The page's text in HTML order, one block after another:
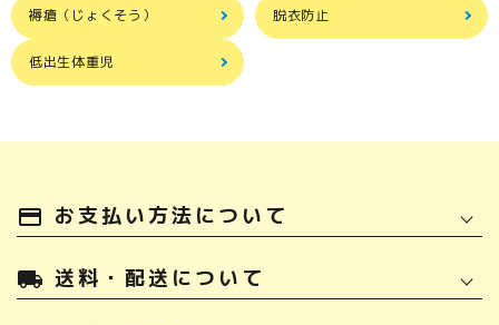
褥瘡（じょくそう） 脱衣防止
低出生体重児
payment お支払い方法について
local_shipping 送料・配送について